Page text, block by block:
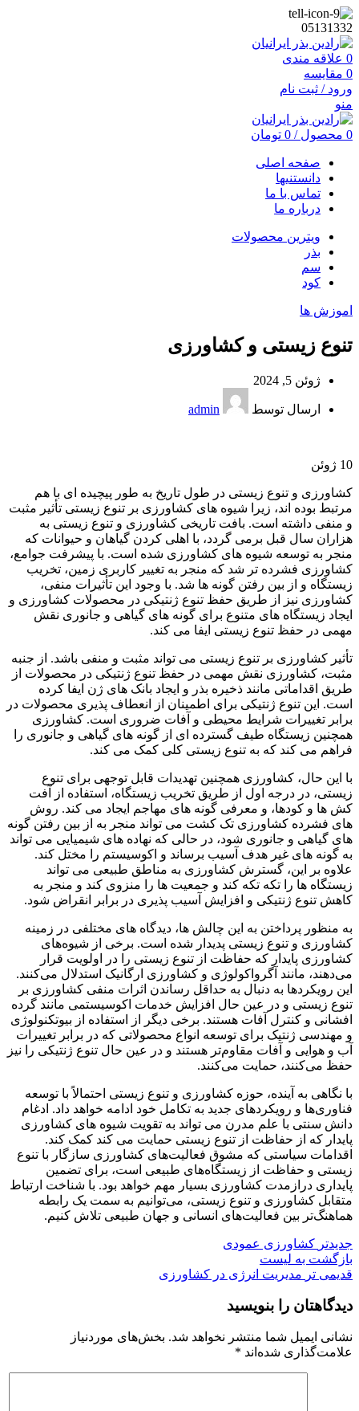
05131332
0 علاقه مندی
0 مقایسه
ورود / ثبت نام
منو
0 محصول /
0 تومان
صفحه اصلی
دانستنیها
تماس با ما
درباره ما
ویترین محصولات
بذر
سم
کود
اموزش ها
تنوع زیستی و کشاورزی
ژوئن 5, 2024
ارسال توسط admin
10 ژوئن
کشاورزی و تنوع زیستی در طول تاریخ به طور پیچیده ای با هم
مرتبط بوده اند، زیرا شیوه های کشاورزی بر تنوع زیستی تأثیر مثبت
و منفی داشته است. بافت تاریخی کشاورزی و تنوع زیستی به
هزاران سال قبل برمی گردد، با اهلی کردن گیاهان و حیوانات که
منجر به توسعه شیوه های کشاورزی شده است. با پیشرفت جوامع،
کشاورزی فشرده تر شد که منجر به تغییر کاربری زمین، تخریب
زیستگاه و از بین رفتن گونه ها شد. با وجود این تأثیرات منفی،
کشاورزی نیز از طریق حفظ تنوع ژنتیکی در محصولات کشاورزی و
ایجاد زیستگاه های متنوع برای گونه های گیاهی و جانوری نقش
مهمی در حفظ تنوع زیستی ایفا می کند.
تأثیر کشاورزی بر تنوع زیستی می تواند مثبت و منفی باشد. از جنبه
مثبت، کشاورزی نقش مهمی در حفظ تنوع ژنتیکی در محصولات از
طریق اقداماتی مانند ذخیره بذر و ایجاد بانک های ژن ایفا کرده
است. این تنوع ژنتیکی برای اطمینان از انعطاف پذیری محصولات در
برابر تغییرات شرایط محیطی و آفات ضروری است. کشاورزی
همچنین زیستگاه طیف گسترده ای از گونه های گیاهی و جانوری را
فراهم می کند که به تنوع زیستی کلی کمک می کند.
با این حال، کشاورزی همچنین تهدیدات قابل توجهی برای تنوع
زیستی، در درجه اول از طریق تخریب زیستگاه، استفاده از آفت
کش ها و کودها، و معرفی گونه های مهاجم ایجاد می کند. روش
های فشرده کشاورزی تک کشت می تواند منجر به از بین رفتن گونه
های گیاهی و جانوری شود، در حالی که نهاده های شیمیایی می تواند
به گونه های غیر هدف آسیب برساند و اکوسیستم را مختل کند.
علاوه بر این، گسترش کشاورزی به مناطق طبیعی می تواند
زیستگاه ها را تکه تکه کند و جمعیت ها را منزوی کند و منجر به
کاهش تنوع ژنتیکی و افزایش آسیب پذیری در برابر انقراض شود.
به منظور پرداختن به این چالش ها، دیدگاه های مختلفی در زمینه
کشاورزی و تنوع زیستی پدیدار شده است. برخی از شیوه‌های
کشاورزی پایدار که حفاظت از تنوع زیستی را در اولویت قرار
می‌دهند، مانند آگرواکولوژی و کشاورزی ارگانیک استدلال می‌کنند.
این رویکردها به دنبال به حداقل رساندن اثرات منفی کشاورزی بر
تنوع زیستی و در عین حال افزایش خدمات اکوسیستمی مانند گرده
افشانی و کنترل آفات هستند. برخی دیگر از استفاده از بیوتکنولوژی
و مهندسی ژنتیک برای توسعه انواع محصولاتی که در برابر تغییرات
آب و هوایی و آفات مقاوم‌تر هستند و در عین حال تنوع ژنتیکی را نیز
حفظ می‌کنند، حمایت می‌کنند.
با نگاهی به آینده، حوزه کشاورزی و تنوع زیستی احتمالاً با توسعه
فناوری‌ها و رویکردهای جدید به تکامل خود ادامه خواهد داد. ادغام
دانش سنتی با علم مدرن می تواند به تقویت شیوه های کشاورزی
پایدار که از حفاظت از تنوع زیستی حمایت می کند کمک کند.
اقدامات سیاستی که مشوق فعالیت‌های کشاورزی سازگار با تنوع
زیستی و حفاظت از زیستگاه‌های طبیعی است، برای تضمین
پایداری درازمدت کشاورزی بسیار مهم خواهد بود. با شناخت ارتباط
متقابل کشاورزی و تنوع زیستی، می‌توانیم به سمت یک رابطه
هماهنگ‌تر بین فعالیت‌های انسانی و جهان طبیعی تلاش کنیم.
جدیدتر کشاورزی عمودی
بازگشت به لیست
قدیمی تر مدیریت انرژی در کشاورزی
دیدگاهتان را بنویسید
نشانی ایمیل شما منتشر نخواهد شد. بخش‌های موردنیاز
علامت‌گذاری شده‌اند *